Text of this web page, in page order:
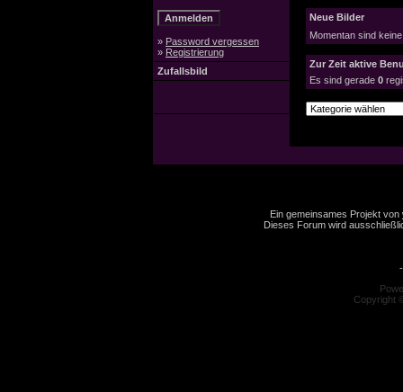
» Password vergessen
» Registrierung
Zufallsbild
Neue Bilder
Momentan sind
Zur Zeit aktive
Es sind gerade 0
Ein gemeinsames Projekt von
Dieses Forum wird
Copyright